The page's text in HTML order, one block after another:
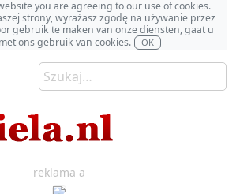
you are agreeing to our use of cookies.
strony, wyrażasz zgodę na używanie przez
gebruik te maken van onze diensten, gaat u
ons gebruik van cookies.
OK
reklama a